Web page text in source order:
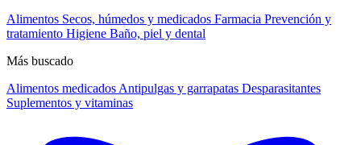
Alimentos Secos, húmedos y medicados Farmacia Prevención y
tratamiento Higiene Baño, piel y dental
Más buscado
Alimentos medicados Antipulgas y garrapatas Desparasitantes
Suplementos y vitaminas